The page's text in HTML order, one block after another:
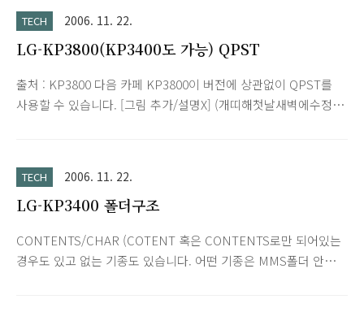
Windows version 1.0 4. Sony Clie TH55 CO Reference
Program Source Code OK. I have completed the phase 1
of my conversion program which could be downloaded
TECH 2006. 11. 22.
LG-KP3800(KP3400도 가능) QPST
출처 : KP3800 다음 카페 KP3800이 버전에 상관없이 QPST를
사용할 수 있습니다. [그림 추가/설명X] (개띠해첫날새벽에수정
에 QPST Enabler 를 종료한 뒤에 Q프로그램 실행해서 폰에 접
속하면 폴더도 다 나오고 어제 벨소리 넣어봤는데 아주 잘 됩니
다. 그런데 Q프로그램 끄시기전에 Q프로그램 메뉴를 잘보시면
411 버전에서 성공했는데 411 미만 버전에서도 아마 되겠지요? -
한시간 동안 수정한 글이 날아가버렸습니다... 그 여파로 인해 제
TECH 2006. 11. 22.
LG-KP3400 폴더구조
CONTENTS/CHAR (COTENT 혹은 CONTENTS로만 되어있는
경우도 있고 없는 기종도 있습니다. 어떤 기종은 MMS폴더 안에